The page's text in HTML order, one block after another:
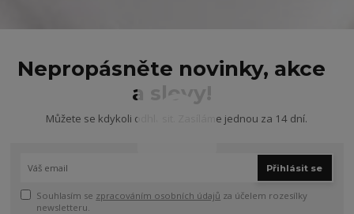
Nepropásněte novinky, akce
a slevy!
Můžete se kdykoli odhlásit. Zasíláme jednou za 14 dní.
Přihlásit se
Souhlasím se zpracováním osobních údajů za účelem rozesílky
newsletteru.